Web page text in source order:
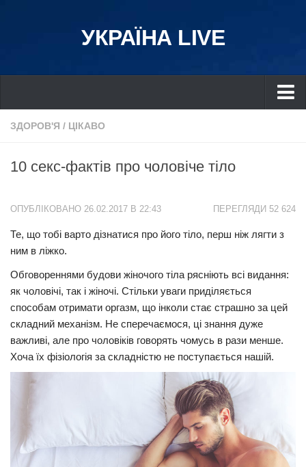
УКРАЇНА LIVE
Україна
Дніпро
Івано-Франківськ
Харків
Одеса
Схід
Прикарпаття
Економіка
Політика
Наука
ЗДОРОВ'Я / ЦІКАВО
10 секс-фактів про чоловіче тіло
ПЕРЕГЛЯДИ 52 624
ОПУБЛІКОВАНО 26.02.2017 В 22:43
Те, що тобі варто дізнатися про його тіло, перш ніж лягти з
ним в ліжко.
Обговореннями будови жіночого тіла рясніють всі видання:
як чоловічі, так і жіночі. Стільки уваги приділяється
способам отримати оргазм, що інколи стає страшно за цей
складний механізм. Не сперечаємося, ці знання дуже
важливі, але про чоловіків говорять чомусь в рази менше.
Хоча їх фізіологія за складністю не поступається нашій.